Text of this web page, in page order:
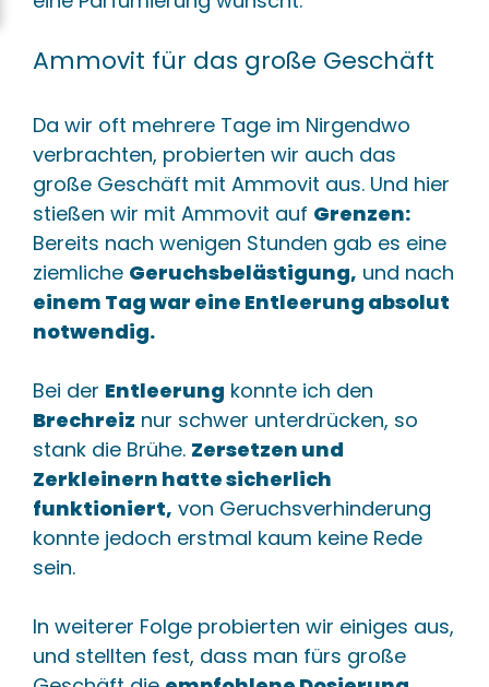
Ammovit für das große Geschäft
Da wir oft mehrere Tage im Nirgendwo
verbrachten, probierten wir auch das
große Geschäft mit Ammovit aus. Und hier
stießen wir mit Ammovit auf Grenzen:
Bereits nach wenigen Stunden gab es eine
ziemliche Geruchsbelästigung, und nach
einem Tag war eine Entleerung absolut
notwendig.
Bei der Entleerung konnte ich den
Brechreiz nur schwer unterdrücken, so
stank die Brühe. Zersetzen und
Zerkleinern hatte sicherlich
funktioniert, von Geruchsverhinderung
konnte jedoch erstmal kaum keine Rede
sein.
In weiterer Folge probierten wir einiges aus,
und stellten fest, dass man fürs große